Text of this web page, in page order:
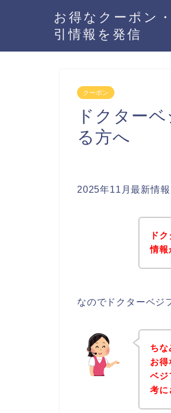
お得なクーポン
引情報を発信
クーポン
ドクター
る方へ
2025年11月最新情報
ド
情報
なのでドクターベジ
ち
お
ベジ
考に